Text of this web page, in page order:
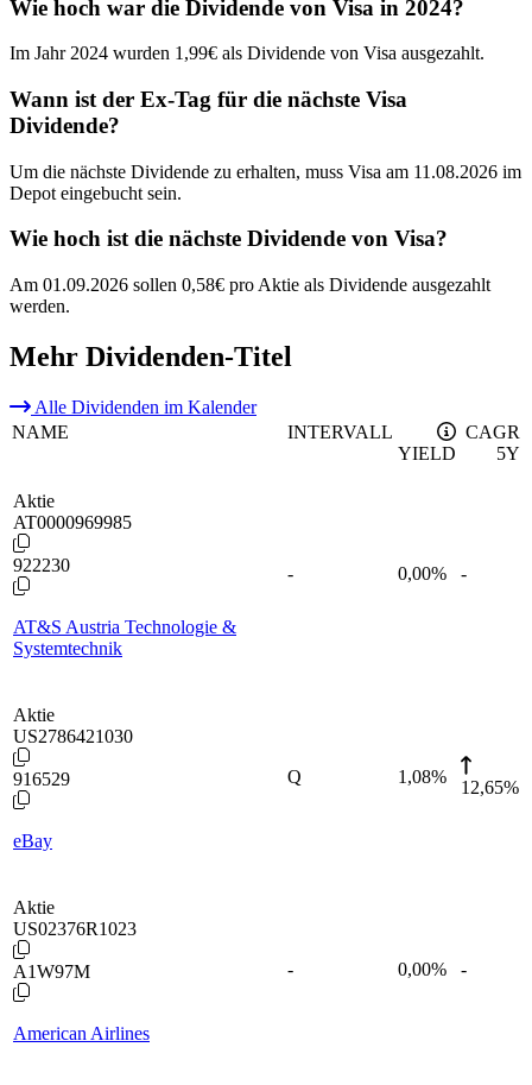
Wie hoch war die Dividende von Visa in 2024?
Im Jahr 2024 wurden 1,99€ als Dividende von Visa ausgezahlt.
Wann ist der Ex-Tag für die nächste Visa
Dividende?
Um die nächste Dividende zu erhalten, muss Visa am 11.08.2026 im
Depot eingebucht sein.
Wie hoch ist die nächste Dividende von Visa?
Am 01.09.2026 sollen 0,58€ pro Aktie als Dividende ausgezahlt
werden.
Mehr Dividenden-Titel
Alle Dividenden im Kalender
NAME
INTERVALL
YIELD
CAGR
5Y
Aktie
AT0000969985
922230
AT&S Austria Technologie &
Systemtechnik
- 0,00% -
Aktie
US2786421030
916529
eBay
Q 1,08%
12,65%
Aktie
US02376R1023
A1W97M
American Airlines
- 0,00% -